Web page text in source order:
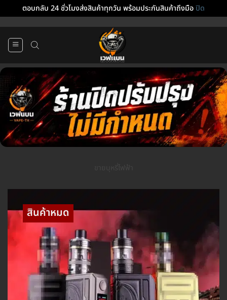
ตอบกลับ 24 ชั่วโมงส่งสินค้าทุกวัน พร้อมประกันสินค้าถึงมือปิด